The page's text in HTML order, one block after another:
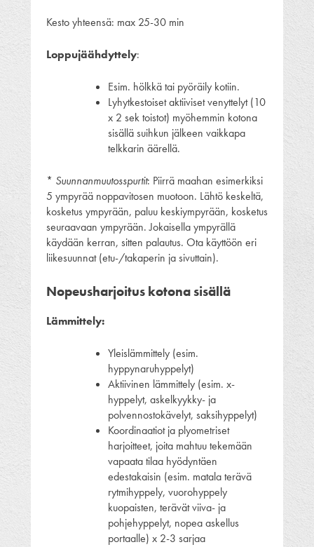
Kesto yhteensä: max 25-30 min
Loppujäähdyttely:
Esim. hölkkä tai pyöräily kotiin.
Lyhytkestoiset aktiiviset venyttelyt (10
x 2 sek toistot) myöhemmin kotona
sisällä suihkun jälkeen vaikkapa
telkkarin äärellä.
* Suunnanmuutosspurtit: Piirrä maahan esimerkiksi
5 ympyrää noppavitosen muotoon. Lähtö keskeltä,
kosketus ympyrään, paluu keskiympyrään, kosketus
seuraavaan ympyrään. Jokaisella ympyrällä
käydään kerran, sitten palautus. Ota käyttöön eri
liikesuunnat (etu-/takaperin ja sivuttain).
Nopeusharjoitus kotona sisällä
Lämmittely:
Yleislämmittely (esim.
hyppynaruhyppelyt)
Aktiivinen lämmittely (esim. x-
hyppelyt, askelkyykky- ja
polvennostokävelyt, saksihyppelyt)
Koordinaatiot ja plyometriset
harjoitteet, joita mahtuu tekemään
vapaata tilaa hyödyntäen
edestakaisin (esim. matala terävä
rytmihyppely, vuorohyppely
kuopaisten, terävät viiva- ja
pohjehyppelyt, nopea askellus
portaalle) x 2-3 sarjaa